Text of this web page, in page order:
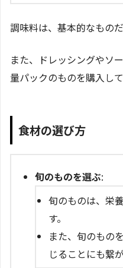
調味料は、基本的なもの
また、ドレッシングやソ
量パックのものを購入して
食材の選び方
旬のものを選ぶ:
旬のものは、栄
す。
また、旬のもの
じることにも繋